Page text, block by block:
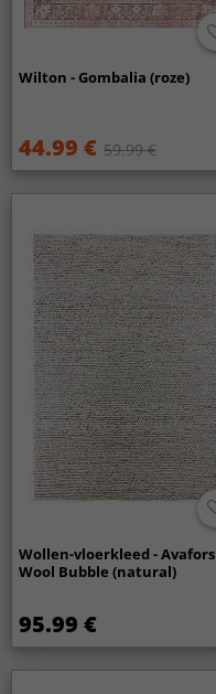
Wilton - Gombalia (roze)
44.99 € 59.99 €
Wollen-vloerkleed - Avafors
Wool Bubble (natural)
95.99 €